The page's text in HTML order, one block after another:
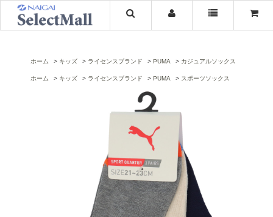
ホーム キッズ ライセンスブランド PUMA カジュアルソックス
ホーム キッズ ライセンスブランド PUMA スポーツソックス